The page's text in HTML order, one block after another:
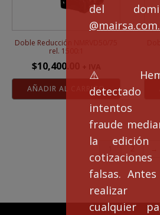
del
detectado
intentos
fraude
la edición
cotizaciones
falsas.
realizar
cualquier
Doble Reducción NMRVD50/75
rel. 1500:1
$10,400.00
AÑADIR AL CARRITO